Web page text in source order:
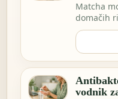
Matcha
domačih
vidimo
vodnik